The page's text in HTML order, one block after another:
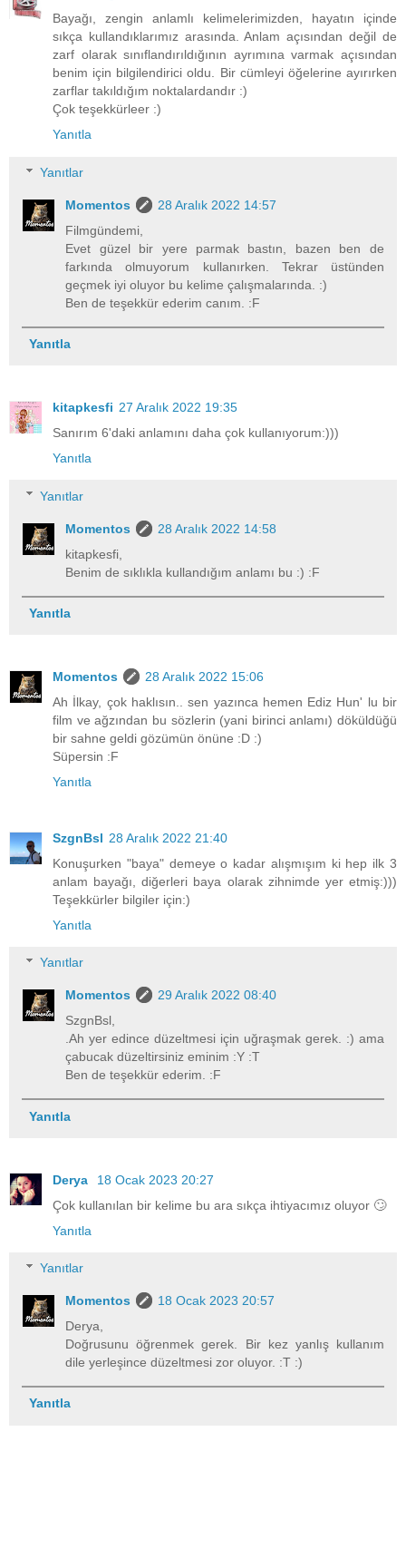
Bayağı, zengin anlamlı kelimelerimizden, hayatın içinde
sıkça kullandıklarımız arasında. Anlam açısından değil de
zarf olarak sınıflandırıldığının ayrımına varmak açısından
benim için bilgilendirici oldu. Bir cümleyi öğelerine ayırırken
zarflar takıldığım noktalardandır :)
Çok teşekkürleer :)
Yanıtla
Yanıtlar
Momentos
28 Aralık 2022 14:57
Filmgündemi,
Evet güzel bir yere parmak bastın, bazen ben de
farkında olmuyorum kullanırken. Tekrar üstünden
geçmek iyi oluyor bu kelime çalışmalarında. :)
Ben de teşekkür ederim canım. :F
Yanıtla
kitapkesfi 27 Aralık 2022 19:35
Sanırım 6'daki anlamını daha çok kullanıyorum:)))
Yanıtla
Yanıtlar
Momentos
28 Aralık 2022 14:58
kitapkesfi,
Benim de sıklıkla kullandığım anlamı bu :) :F
Yanıtla
Momentos
28 Aralık 2022 15:06
Ah İlkay, çok haklısın.. sen yazınca hemen Ediz Hun' lu bir
film ve ağzından bu sözlerin (yani birinci anlamı) döküldüğü
bir sahne geldi gözümün önüne :D :)
Süpersin :F
Yanıtla
SzgnBsl 28 Aralık 2022 21:40
Konuşurken "baya" demeye o kadar alışmışım ki hep ilk 3
anlam bayağı, diğerleri baya olarak zihnimde yer etmiş:)))
Teşekkürler bilgiler için:)
Yanıtla
Yanıtlar
Momentos
29 Aralık 2022 08:40
SzgnBsl,
.Ah yer edince düzeltmesi için uğraşmak gerek. :) ama
çabucak düzeltirsiniz eminim :Y :T
Ben de teşekkür ederim. :F
Yanıtla
Derya
18 Ocak 2023 20:27
Çok kullanılan bir kelime bu ara sıkça ihtiyacımız oluyor 🙄
Yanıtla
Yanıtlar
Momentos
18 Ocak 2023 20:57
Derya,
Doğrusunu öğrenmek gerek. Bir kez yanlış kullanım
dile yerleşince düzeltmesi zor oluyor. :T :)
Yanıtla